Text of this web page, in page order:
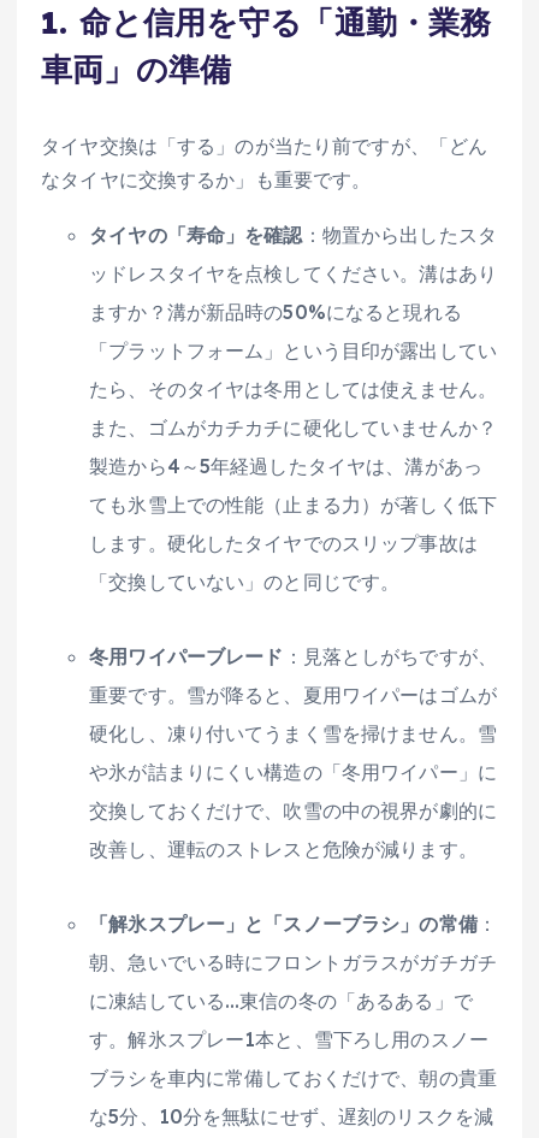
1. 命と信用を守る「通勤・業務
車両」の準備
タイヤ交換は「する」のが当たり前ですが、「どん
なタイヤに交換するか」も重要です。
タイヤの「寿命」を確認：物置から出したスタ
ッドレスタイヤを点検してください。溝はあり
ますか？溝が新品時の50%になると現れる
「プラットフォーム」という目印が露出してい
たら、そのタイヤは冬用としては使えません。
また、ゴムがカチカチに硬化していませんか？
製造から4～5年経過したタイヤは、溝があっ
ても氷雪上での性能（止まる力）が著しく低下
します。硬化したタイヤでのスリップ事故は
「交換していない」のと同じです。
冬用ワイパーブレード ：見落としがちですが、
重要です。雪が降ると、夏用ワイパーはゴムが
硬化し、凍り付いてうまく雪を掃けません。雪
や氷が詰まりにくい構造の「冬用ワイパー」に
交換しておくだけで、吹雪の中の視界が劇的に
改善し、運転のストレスと危険が減ります。
「解氷スプレー」と「スノーブラシ」の常備：
朝、急いでいる時にフロントガラスがガチガチ
に凍結している…東信の冬の「あるある」で
す。解氷スプレー1本と、雪下ろし用のスノー
ブラシを車内に常備しておくだけで、朝の貴重
な5分、10分を無駄にせず、遅刻のリスクを減